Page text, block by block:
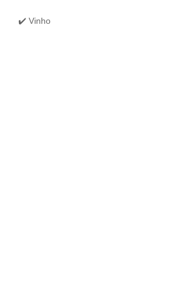
✔️ Vinho